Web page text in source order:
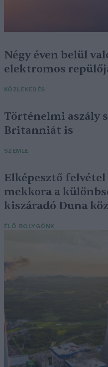
Négy éven belül
elektromos
KÖZLEKEDÉS
Történelmi aszály
Britanniát is
SZEMLE
Elképesztő
mekkora a
kiszáradó Duna
ÉLŐ BOLYGÓNK